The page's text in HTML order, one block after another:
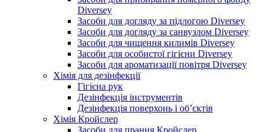
Diversey
Засоби для догляду за підлогою Diversey
Засоби для догляду за санвузлом Diversey
Засоби для чищення килимів Diversey
Засоби для особистої гігієни Diversey
Засоби для ароматизації повітря Diversey
Хімія для дезінфекції
Гігієна рук
Дезінфекція інструментів
Дезінфекція поверхонь і об’єктів
Хімія Кройслер
Засоби для прання Кройслер